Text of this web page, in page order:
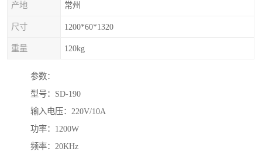
产地 常州
尺寸 1200*60*1320
重量 120kg
参数：
型号：SD-190
输入电压：220V/10A
功率：1200W
频率：20KHz